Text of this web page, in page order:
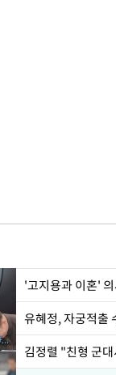
'고지용과 이혼'
유혜정, 자궁적
김정렬 "친형 군